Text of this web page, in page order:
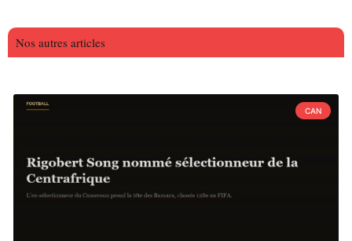
Nos autres articles
CAN